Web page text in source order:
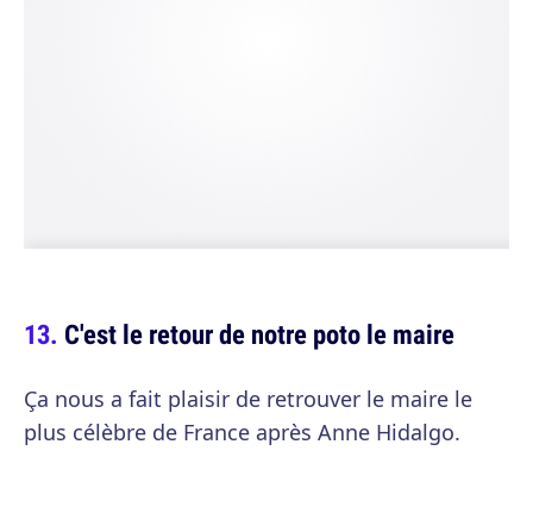
C'est le retour de notre poto le maire
Ça nous a fait plaisir de retrouver le maire le
plus célèbre de France après Anne Hidalgo.